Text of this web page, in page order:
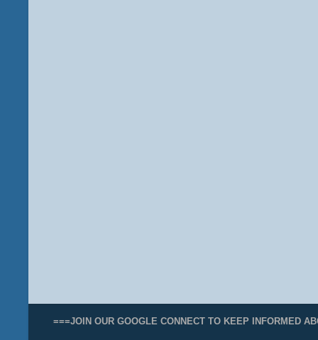
===JOIN OUR GOOGLE CONNECT TO KEEP INFORMED